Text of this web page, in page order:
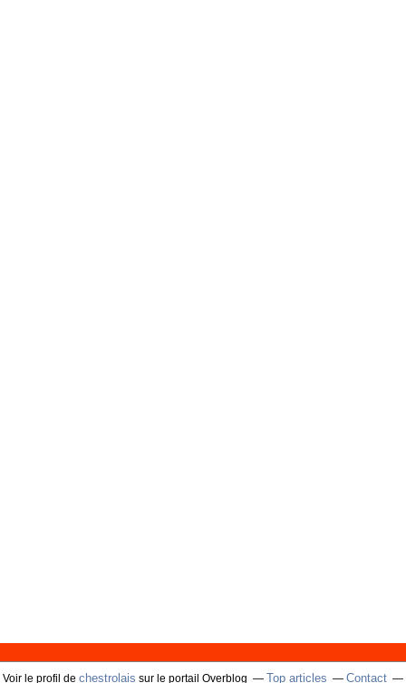
Voir le profil de chestrolais sur le portail Overblog Top articles Contact